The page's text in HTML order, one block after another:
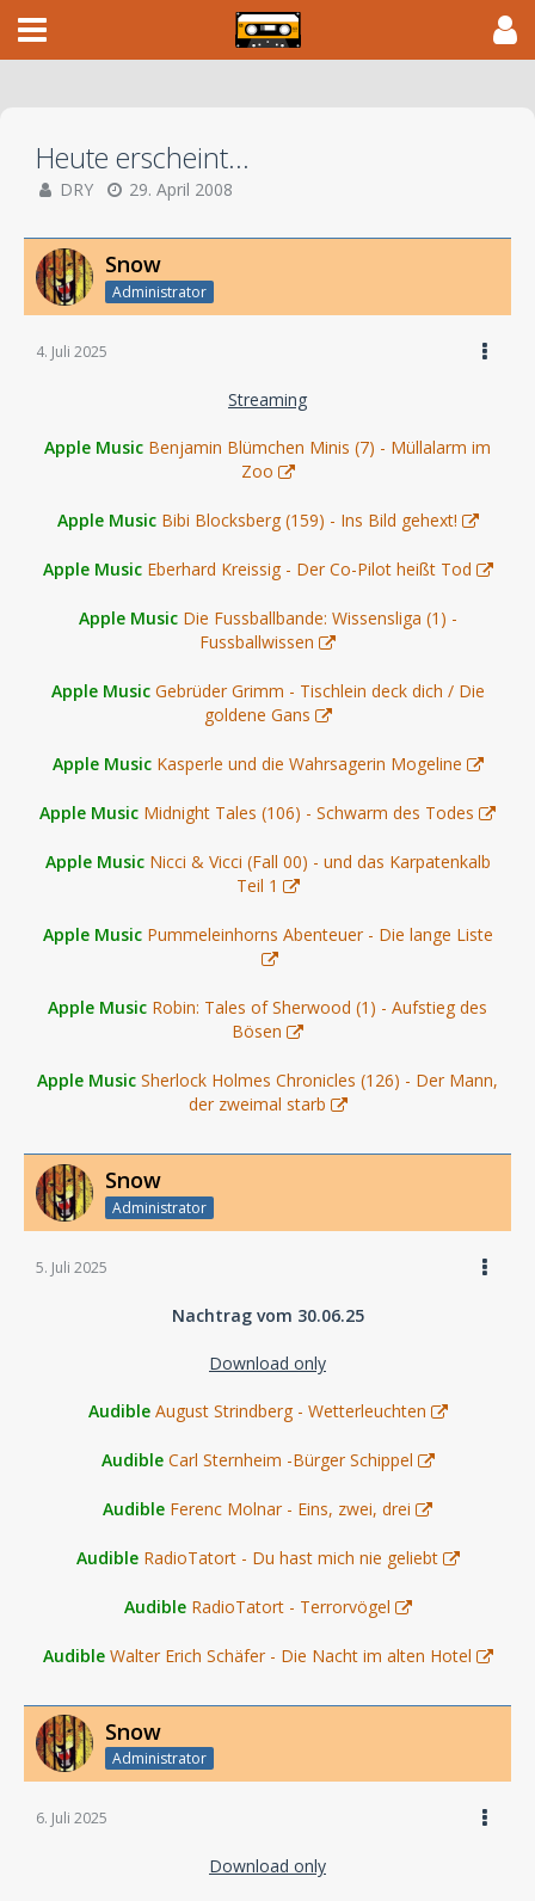
Heute erscheint...
DRY 29. April 2008
Snow
Administrator
4. Juli 2025
Streaming
Apple Music Benjamin Blümchen Minis (7) - Müllalarm im
Zoo
Apple Music Bibi Blocksberg (159) - Ins Bild gehext!
Apple Music Eberhard Kreissig - Der Co-Pilot heißt Tod
Apple Music Die Fussballbande: Wissensliga (1) -
Fussballwissen
Apple Music Gebrüder Grimm - Tischlein deck dich / Die
goldene Gans
Apple Music Kasperle und die Wahrsagerin Mogeline
Apple Music Midnight Tales (106) - Schwarm des Todes
Apple Music Nicci & Vicci (Fall 00) - und das Karpatenkalb
Teil 1
Apple Music Pummeleinhorns Abenteuer - Die lange Liste
Apple Music Robin: Tales of Sherwood (1) - Aufstieg des
Bösen
Apple Music Sherlock Holmes Chronicles (126) - Der Mann,
der zweimal starb
Snow
Administrator
5. Juli 2025
Nachtrag vom 30.06.25
Download only
Audible August Strindberg - Wetterleuchten
Audible Carl Sternheim -Bürger Schippel
Audible Ferenc Molnar - Eins, zwei, drei
Audible RadioTatort - Du hast mich nie geliebt
Audible RadioTatort - Terrorvögel
Audible Walter Erich Schäfer - Die Nacht im alten Hotel
Snow
Administrator
6. Juli 2025
Download only